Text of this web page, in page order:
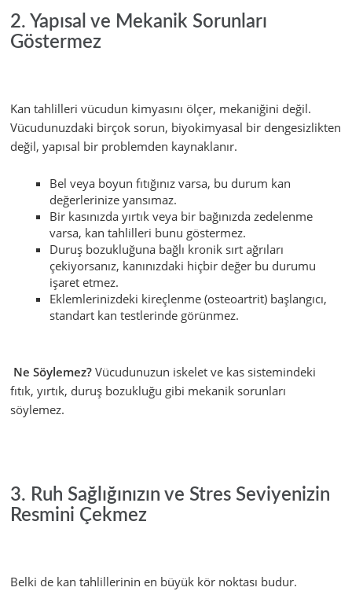
2. Yapısal ve Mekanik Sorunları
Göstermez
Kan tahlilleri vücudun kimyasını ölçer, mekaniğini değil.
Vücudunuzdaki birçok sorun, biyokimyasal bir dengesizlikten
değil, yapısal bir problemden kaynaklanır.
Bel veya boyun fıtığınız varsa, bu durum kan
değerlerinize yansımaz.
Bir kasınızda yırtık veya bir bağınızda zedelenme
varsa, kan tahlilleri bunu göstermez.
Duruş bozukluğuna bağlı kronik sırt ağrıları
çekiyorsanız, kanınızdaki hiçbir değer bu durumu
işaret etmez.
Eklemlerinizdeki kireçlenme (osteoartrit) başlangıcı,
standart kan testlerinde görünmez.
Ne Söylemez? Vücudunuzun iskelet ve kas sistemindeki
fıtık, yırtık, duruş bozukluğu gibi mekanik sorunları
söylemez.
3. Ruh Sağlığınızın ve Stres Seviyenizin
Resmini Çekmez
Belki de kan tahlillerinin en büyük kör noktası budur.